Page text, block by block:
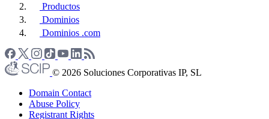
Productos
Dominios
Dominios .com
© 2026 Soluciones Corporativas IP, SL
Domain Contact
Abuse Policy
Registrant Rights